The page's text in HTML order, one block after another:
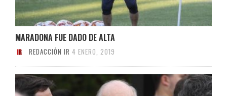
MARADONA FUE DADO DE ALTA
REDACCIÓN IR 4 ENERO, 2019